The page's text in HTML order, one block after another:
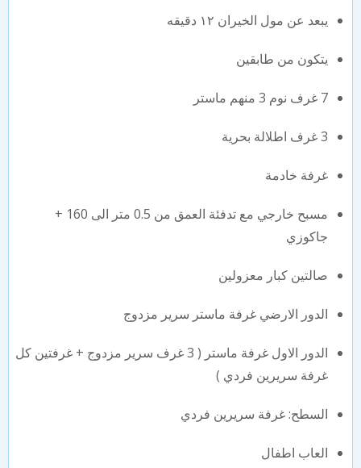
يبعد عن مول الخيران ١٢ دقيقه
يتكون من طابقين
7 غرف نوم 3 منهم ماستر
3 غرف اطلالة بحرية
غرفة خادمة
مسبح خارجي مع تدفئة العمق من 0.5 متر الى 160 +
جاكوزي
صالتين كبار معزولين
الدور الارضي غرفة ماستر سرير مزدوج
الدور الاول غرفة ماستر ( 3 غرف سرير مزدوج + غرفتين كل
غرفة سريرين فردي )
السطح: غرفة سريرين فردي
العاب اطفال